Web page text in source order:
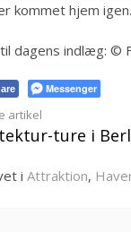
kommet hjem igen.
dagens indlæg: ©
Messenger
artikel
ture i
i Attraktion,